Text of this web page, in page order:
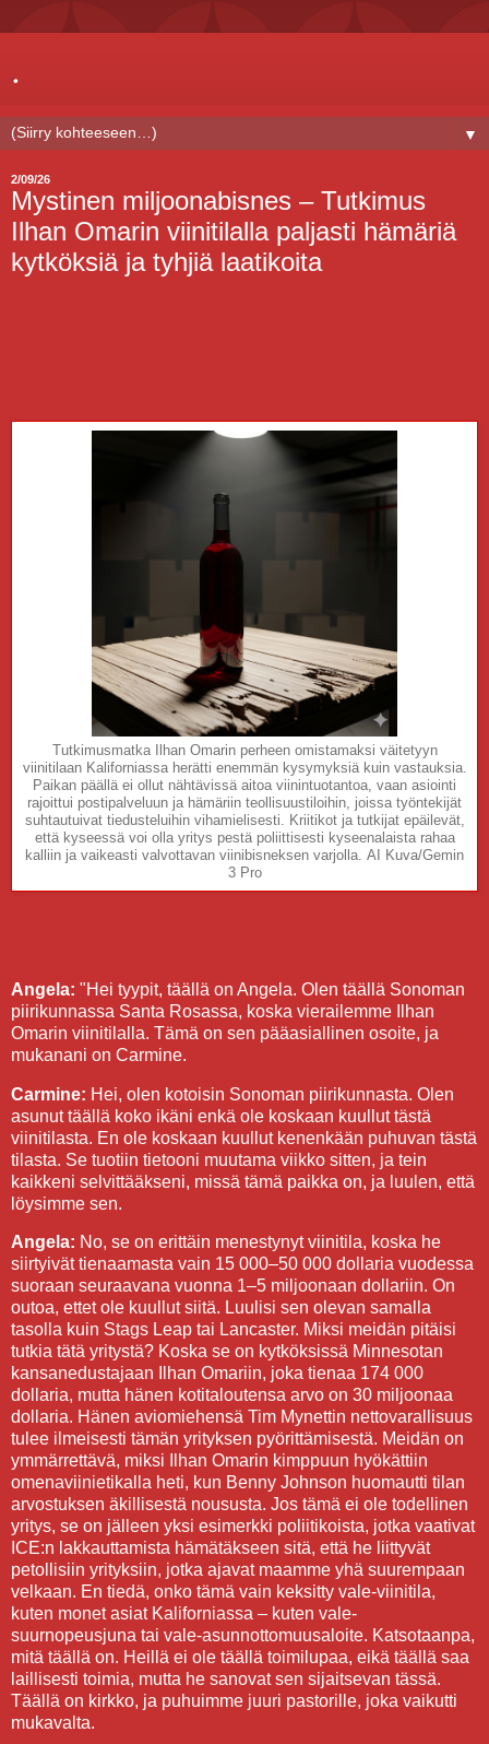
.
▼
2/09/26
Mystinen miljoonabisnes – Tutkimus
Ilhan Omarin viinitilalla paljasti hämäriä
kytköksiä ja tyhjiä laatikoita
Tutkimusmatka Ilhan Omarin perheen omistamaksi väitetyyn
viinitilaan Kaliforniassa herätti enemmän kysymyksiä kuin vastauksia.
Paikan päällä ei ollut nähtävissä aitoa viinintuotantoa, vaan asiointi
rajoittui postipalveluun ja hämäriin teollisuustiloihin, joissa työntekijät
suhtautuivat tiedusteluihin vihamielisesti. Kriitikot ja tutkijat epäilevät,
että kyseessä voi olla yritys pestä poliittisesti kyseenalaista rahaa
kalliin ja vaikeasti valvottavan viinibisneksen varjolla. AI Kuva/Gemin
3 Pro
Angela: "Hei tyypit, täällä on Angela. Olen täällä Sonoman
piirikunnassa Santa Rosassa, koska vierailemme Ilhan
Omarin viinitilalla. Tämä on sen pääasiallinen osoite, ja
mukanani on Carmine.
Carmine: Hei, olen kotoisin Sonoman piirikunnasta. Olen
asunut täällä koko ikäni enkä ole koskaan kuullut tästä
viinitilasta. En ole koskaan kuullut kenenkään puhuvan tästä
tilasta. Se tuotiin tietooni muutama viikko sitten, ja tein
kaikkeni selvittääkseni, missä tämä paikka on, ja luulen, että
löysimme sen.
Angela: No, se on erittäin menestynyt viinitila, koska he
siirtyivät tienaamasta vain 15 000–50 000 dollaria vuodessa
suoraan seuraavana vuonna 1–5 miljoonaan dollariin. On
outoa, ettet ole kuullut siitä. Luulisi sen olevan samalla
tasolla kuin Stags Leap tai Lancaster. Miksi meidän pitäisi
tutkia tätä yritystä? Koska se on kytköksissä Minnesotan
kansanedustajaan Ilhan Omariin, joka tienaa 174 000
dollaria, mutta hänen kotitaloutensa arvo on 30 miljoonaa
dollaria. Hänen aviomiehensä Tim Mynettin nettovarallisuus
tulee ilmeisesti tämän yrityksen pyörittämisestä. Meidän on
ymmärrettävä, miksi Ilhan Omarin kimppuun hyökättiin
omenaviinietikalla heti, kun Benny Johnson huomautti tilan
arvostuksen äkillisestä noususta. Jos tämä ei ole todellinen
yritys, se on jälleen yksi esimerkki poliitikoista, jotka vaativat
ICE:n lakkauttamista hämätäkseen sitä, että he liittyvät
petollisiin yrityksiin, jotka ajavat maamme yhä suurempaan
velkaan. En tiedä, onko tämä vain keksitty vale-viinitila,
kuten monet asiat Kaliforniassa – kuten vale-
suurnopeusjuna tai vale-asunnottomuusaloite. Katsotaanpa,
mitä täällä on. Heillä ei ole täällä toimilupaa, eikä täällä saa
laillisesti toimia, mutta he sanovat sen sijaitsevan tässä.
Täällä on kirkko, ja puhuimme juuri pastorille, joka vaikutti
mukavalta.